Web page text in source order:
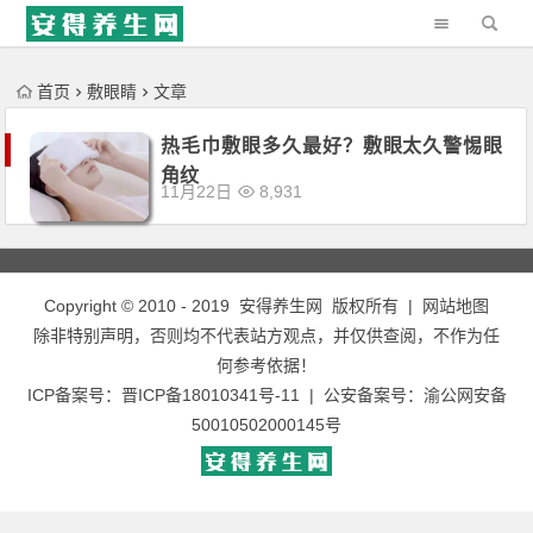
'); })();
首页 敷眼睛 文章
热毛巾敷眼多久最好？敷眼太久警惕眼
角纹
11月22日 8,931
Copyright © 2010 - 2019 安得养生网 版权所有 |
网站地图
除非特别声明，否则均不代表站方观点，并仅供查阅，不作为任
何参考依据！
ICP备案号： 晋ICP备18010341号-11 | 公安备案号： 渝公网安备
50010502000145号